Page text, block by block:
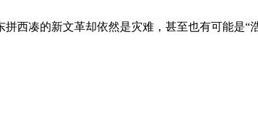
西凑的新文革却依然是灾难，甚至也有可能是